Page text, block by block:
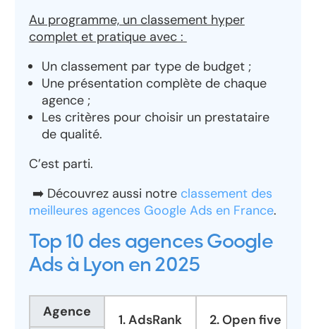
Au programme, un classement hyper
complet et pratique avec :
Un classement par type de budget ;
Une présentation complète de chaque
agence ;
Les critères pour choisir un prestataire
de qualité.
C’est parti.
➡️ Découvrez aussi notre classement des
meilleures agences Google Ads en France.
Top 10 des agences Google
Ads à Lyon en 2025
Agence
1. AdsRank 2. Open five